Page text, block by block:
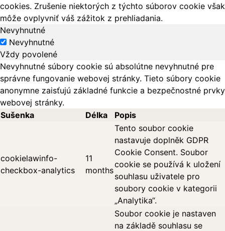
cookies. Zrušenie niektorých z týchto súborov cookie však
môže ovplyvniť váš zážitok z prehliadania.
Nevyhnutné
Nevyhnutné
Vždy povolené
Nevyhnutné súbory cookie sú absolútne nevyhnutné pre
správne fungovanie webovej stránky. Tieto súbory cookie
anonymne zaisťujú základné funkcie a bezpečnostné prvky
webovej stránky.
Sušenka
Délka Popis
cookielawinfo-
checkbox-analytics
11
months
Tento soubor cookie
nastavuje doplněk GDPR
Cookie Consent. Soubor
cookie se používá k uložení
souhlasu uživatele pro
soubory cookie v kategorii
„Analytika“.
Soubor cookie je nastaven
na základě souhlasu se